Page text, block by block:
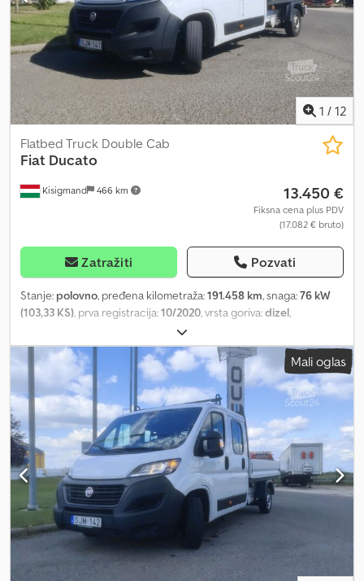
masa 3,5 t, međuosovinsko rastojanje 4078 mm, set za popravku
guma, sedišta u vozačkoj kabini: dvosed za suvozača, podeljeno
staklo spoljašnjih retrovizora, čelične felne 6x16, termoizolaciona
stakla. Dodpfx Ajyd S R Uspreck
1 / 12
Kisigmand 466 km
Flatbed Truck Double Cab
Fiat Ducato
13.450 €
Fiksna cena plus PDV
(17.082 € bruto)
Zatražiti Pozvati
Stanje: polovno, pređena kilometraža:191.458 km, snaga:76 kW
(103,33 KS), prva registracija:10/2020, vrsta goriva:dizel,
, gorivo:dizel
mehanički, emisioni razred:Euro 6, Godina proizvodnje:2020,
Oprema:
AdBlue, klima uređaj, = Dodatne opcije i oprema =
Dcedpfx Apoy N R Nujrok - Filter čestica = Dodatne informacije =
Kabina: dupla Broj cilindara: 4 Zapremina motora: 2.287 cm³ Prazna
masa: 2.135 kg Nosivost: 1.365 kg Dozvoljena ukupna masa: 3.500 kg
Broj vlasnika: 1
Mali oglas